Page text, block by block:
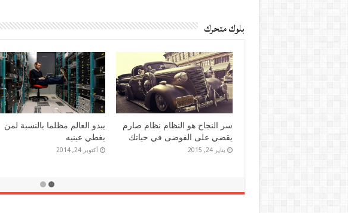
بلوك متحرك
إذا الشعب يوما أراد الحياة فلا بد
أن يستجيب القدر
يونيو 24, 2014
ولي وطن آليت ألا أبيعه وألا أرى
غيري له الدهر مالكا
مايو 24, 2014